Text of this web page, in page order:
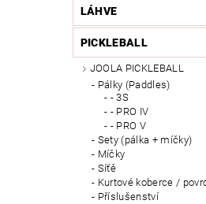
LÁHVE
PICKLEBALL
JOOLA PICKLEBALL
Pálky (Paddles)
- 3S
- PRO IV
- PRO V
Sety (pálka + míčky)
Míčky
Síťě
Kurtové koberce /
Příslušenství